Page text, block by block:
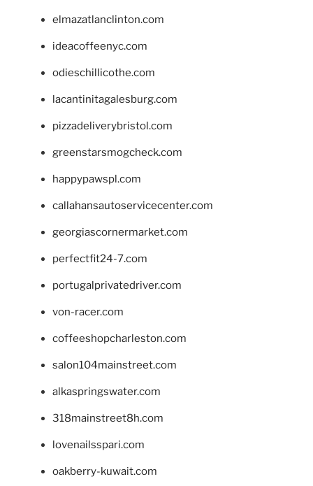
elmazatlanclinton.com
ideacoffeenyc.com
odieschillicothe.com
lacantinitagalesburg.com
pizzadeliverybristol.com
greenstarsmogcheck.com
happypawspl.com
callahansautoservicecenter.com
georgiascornermarket.com
perfectfit24-7.com
portugalprivatedriver.com
von-racer.com
coffeeshopcharleston.com
salon104mainstreet.com
alkaspringswater.com
318mainstreet8h.com
lovenailsspari.com
oakberry-kuwait.com